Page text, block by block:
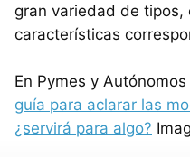
gran variedad de tipos,
características
En Pymes y Autónomos
guía para aclarar las
¿servirá para algo?